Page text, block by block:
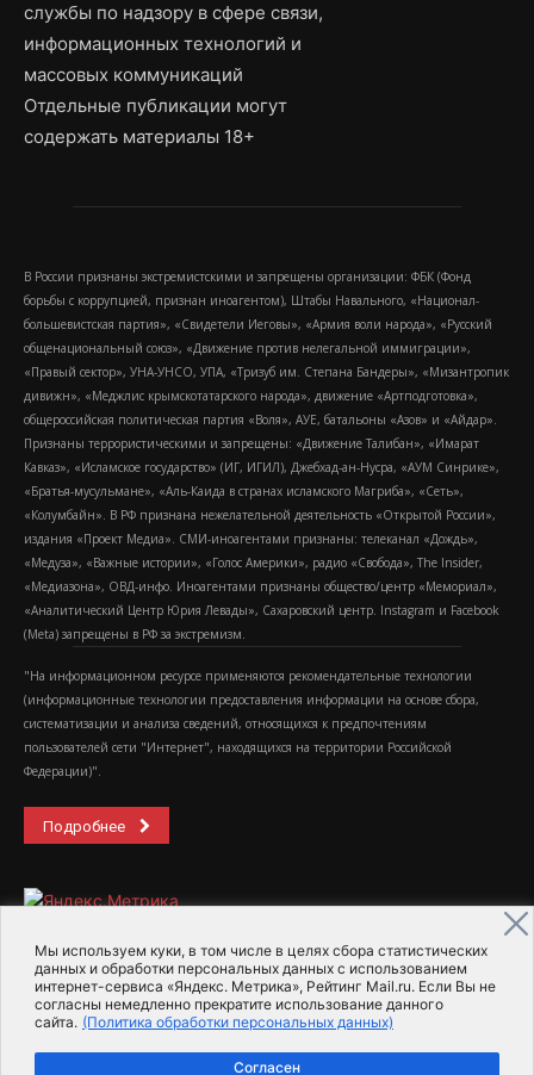
Мы используем куки, в том числе в целях сбора статистических
данных и обработки персональных данных с использованием
интернет-сервиса «Яндекс. Метрика», Рейтинг Mail.ru. Если Вы не
согласны немедленно прекратите использование данного
сайта. (Политика обработки персональных данных)
Согласен
службы по надзору в сфере связи,
информационных технологий и
массовых коммуникаций
Отдельные публикации могут
содержать материалы 18+
В России признаны экстремистскими и запрещены организации: ФБК (Фонд
борьбы с коррупцией, признан иноагентом), Штабы Навального, «Национал-
большевистская партия», «Свидетели Иеговы», «Армия воли народа», «Русский
общенациональный союз», «Движение против нелегальной иммиграции»,
«Правый сектор», УНА-УНСО, УПА, «Тризуб им. Степана Бандеры», «Мизантропик
дивижн», «Меджлис крымскотатарского народа», движение «Артподготовка»,
общероссийская политическая партия «Воля», АУЕ, батальоны «Азов» и «Айдар».
Признаны террористическими и запрещены: «Движение Талибан», «Имарат
Кавказ», «Исламское государство» (ИГ, ИГИЛ), Джебхад-ан-Нусра, «АУМ Синрике»,
«Братья-мусульмане», «Аль-Каида в странах исламского Магриба», «Сеть»,
«Колумбайн». В РФ признана нежелательной деятельность «Открытой России»,
издания «Проект Медиа». СМИ-иноагентами признаны: телеканал «Дождь»,
«Медуза», «Важные истории», «Голос Америки», радио «Свобода», The Insider,
«Медиазона», ОВД-инфо. Иноагентами признаны общество/центр «Мемориал»,
«Аналитический Центр Юрия Левады», Сахаровский центр. Instagram и Facebook
(Metа) запрещены в РФ за экстремизм.
"На информационном ресурсе применяются рекомендательные технологии
(информационные технологии предоставления информации на основе сбора,
систематизации и анализа сведений, относящихся к предпочтениям
пользователей сети "Интернет", находящихся на территории Российской
Федерации)".
Подробнее
2015-2026- Информационное агентство МедиаПоток
Для справки Об издании
Пользовательское соглашение